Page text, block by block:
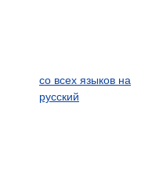
со всех языков на
русский